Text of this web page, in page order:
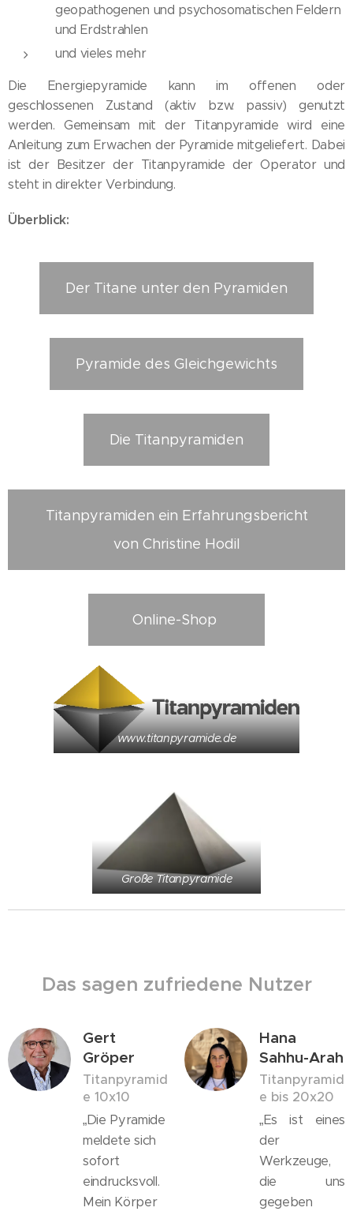
geopathogenen und psychosomatischen Feldern
und Erdstrahlen
und vieles mehr
Die Energiepyramide kann im offenen oder
geschlossenen Zustand (aktiv bzw. passiv) genutzt
werden. Gemeinsam mit der Titanpyramide wird eine
Anleitung zum Erwachen der Pyramide mitgeliefert. Dabei
ist der Besitzer der Titanpyramide der Operator und
steht in direkter Verbindung.
Überblick:
Der Titane unter den Pyramiden
Pyramide des Gleichgewichts
Die Titanpyramiden
Titanpyramiden ein Erfahrungsbericht
von Christine Hodil
Online-Shop
www.titanpyramide.de
Große Titanpyramide
Das sagen zufriedene Nutzer
Gert
Gröper
Titanpyramid
e 10x10
„Die Pyramide
meldete sich
sofort
eindrucksvoll.
Mein Körper
Hana
Sahhu-Arah
Titanpyramid
e bis 20x20
„Es ist eines
der
Werkzeuge,
die uns
gegeben